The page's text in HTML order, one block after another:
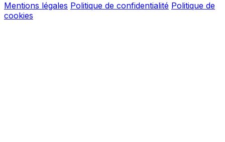
Mentions légales Politique de confidentialité Politique de
cookies